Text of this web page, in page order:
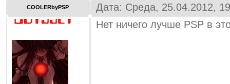
COOLERbyPSP Дата: Среда, 25.04.2012,
Нет ничего лучше PSP в